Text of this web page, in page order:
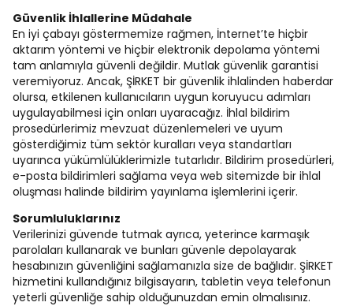
Güvenlik İhlallerine Müdahale
En iyi çabayı göstermemize rağmen, İnternet’te hiçbir
aktarım yöntemi ve hiçbir elektronik depolama yöntemi
tam anlamıyla güvenli değildir. Mutlak güvenlik garantisi
veremiyoruz. Ancak, ŞİRKET bir güvenlik ihlalinden haberdar
olursa, etkilenen kullanıcıların uygun koruyucu adımları
uygulayabilmesi için onları uyaracağız. İhlal bildirim
prosedürlerimiz mevzuat düzenlemeleri ve uyum
gösterdiğimiz tüm sektör kuralları veya standartları
uyarınca yükümlülüklerimizle tutarlıdır. Bildirim prosedürleri,
e-posta bildirimleri sağlama veya web sitemizde bir ihlal
oluşması halinde bildirim yayınlama işlemlerini içerir.
Sorumluluklarınız
Verilerinizi güvende tutmak ayrıca, yeterince karmaşık
parolaları kullanarak ve bunları güvenle depolayarak
hesabınızın güvenliğini sağlamanızla size de bağlıdır. ŞİRKET
hizmetini kullandığınız bilgisayarın, tabletin veya telefonun
yeterli güvenliğe sahip olduğunuzdan emin olmalısınız.